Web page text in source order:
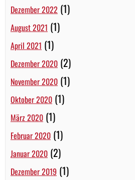
Dezember 2022 (1)
August 2021 (1)
April 2021 (1)
Dezember 2020 (2)
November 2020 (1)
Oktober 2020 (1)
März 2020 (1)
Februar 2020 (1)
Januar 2020 (2)
Dezember 2019 (1)